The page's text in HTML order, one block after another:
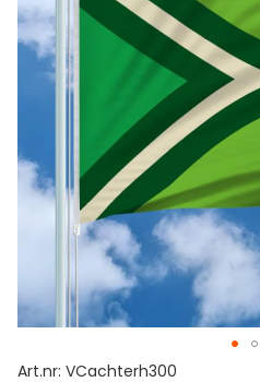
Art.nr: VCachterh300